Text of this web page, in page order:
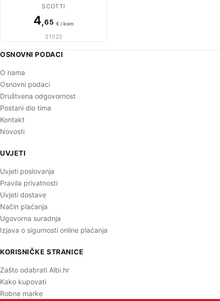
SCOTTI
4,65 € / kom
31025
OSNOVNI PODACI
O nama
Osnovni podaci
Društvena odgovornost
Postani dio tima
Kontakt
Novosti
UVJETI
Uvjeti poslovanja
Pravila privatnosti
Uvjeti dostave
Način plaćanja
Ugovorna suradnja
Izjava o sigurnosti online plaćanja
KORISNIČKE STRANICE
Zašto odabrati Albi.hr
Kako kupovati
Robne marke